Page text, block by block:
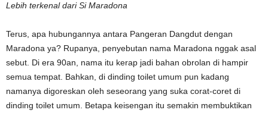
Lebih terkenal dari Si Maradona
Terus, apa hubungannya antara Pangeran Dangdut dengan
Maradona ya? Rupanya, penyebutan nama Maradona nggak asal
sebut. Di era 90an, nama itu kerap jadi bahan obrolan di hampir
semua tempat. Bahkan, di dinding toilet umum pun kadang
namanya digoreskan oleh seseorang yang suka corat-coret di
dinding toilet umum. Betapa keisengan itu semakin membuktikan